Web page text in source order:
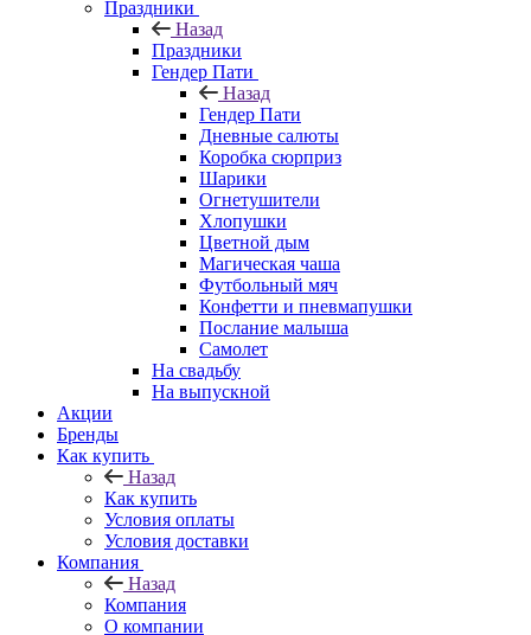
Праздники
Назад
Праздники
Гендер Пати
Назад
Гендер Пати
Дневные салюты
Коробка сюрприз
Шарики
Огнетушители
Хлопушки
Цветной дым
Магическая чаша
Футбольный мяч
Конфетти и пневмапушки
Послание малыша
Самолет
На свадьбу
На выпускной
Акции
Бренды
Как купить
Назад
Как купить
Условия оплаты
Условия доставки
Компания
Назад
Компания
О компании